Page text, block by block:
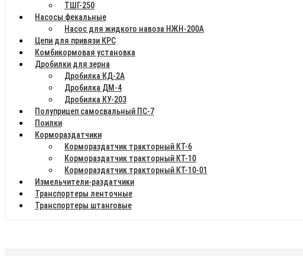
ТШГ-250
Насосы фекальные
Насос для жидкого навоза НЖН-200А
Цепи для привязи КРС
Комбикормовая установка
Дробилки для зерна
Дробилка КД-2А
Дробилка ДМ-4
Дробилка КУ-203
Полуприцеп самосвальный ПС-7
Поилки
Кормораздатчики
Кормораздатчик тракторный КТ-6
Кормораздатчик тракторный КТ-10
Кормораздатчик тракторный КТ-10-01
Измельчители-раздатчики
Транспортеры ленточные
Транспортеры штанговые